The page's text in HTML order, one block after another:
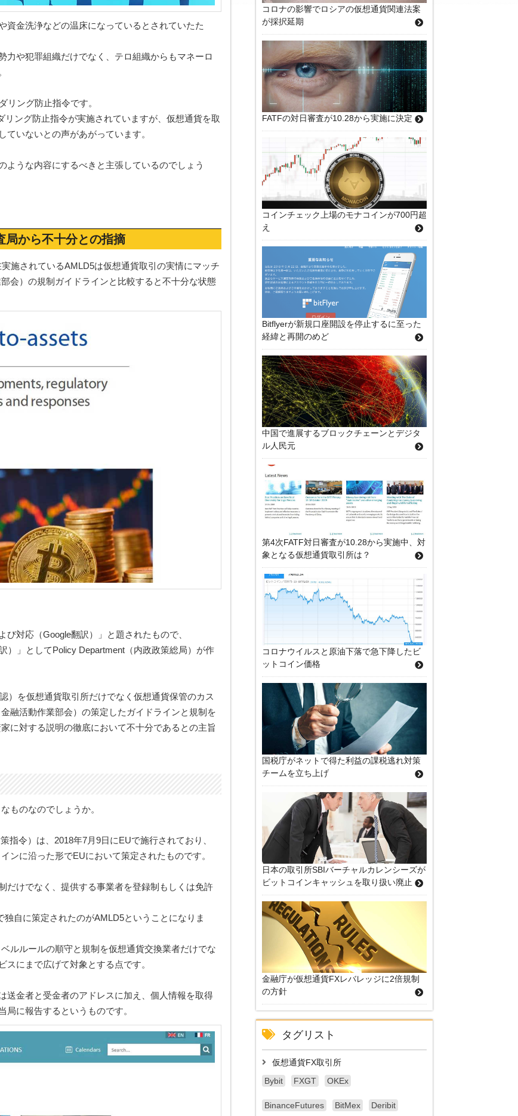
資金洗浄などの温床になっているとされていたた
力や犯罪組織だけでなく、テロ組織からもマネーロ
リング防止指令です。
ング防止指令が実施されていますが、仮想通貨を取
ていないとの声があがっています。
うな内容にするべきと主張しているのでしょう
局から不十分との指摘
施されているAMLD5は仮想通貨取引の実情にマッチ
会）の規制ガイドラインと比較すると不十分な状態
対応（Google翻訳）」と題されたもので、
）」としてPolicy Department（内政政策総局）が作
）を仮想通貨取引所だけでなく仮想通貨保管のカス
融活動作業部会）の策定したガイドラインと規制を
に対する説明の徹底において不十分であるとの主旨
ものなのでしょうか。
指令）は、2018年7月9日にEUで施行されており、
ンに沿った形でEUにおいて策定されたものです。
だけでなく、提供する事業者を登録制もしくは免許
自に策定されたのがAMLD5ということになりま
ルルールの順守と規制を仮想通貨交換業者だけでな
スにまで広げて対象とする点です。
送金者と受金者のアドレスに加え、個人情報を取得
に報告するというものです。
コロナの影響でロシアの仮想通貨関連法案
が採択延期
FATFの対日審査が10.28から実施に決定
コインチェック上場のモナコインが700円超
え
Bitflyerが新規口座開設を停止するに至った
経緯と再開のめど
中国で進展するブロックチェーンとデジタ
ル人民元
第4次FATF対日審査が10.28から実施中、対
象となる仮想通貨取引所は？
コロナウイルスと原油下落で急下降したビ
ットコイン価格
国税庁がネットで得た利益の課税逃れ対策
チームを立ち上げ
日本の取引所SBIバーチャルカレンシーズが
ビットコインキャッシュを取り扱い廃止
金融庁が仮想通貨FXレバレッジに2倍規制
の方針
タグリスト
仮想通貨FX取引所
Bybit
FXGT OKEx
BinanceFutures BitMex Deribit